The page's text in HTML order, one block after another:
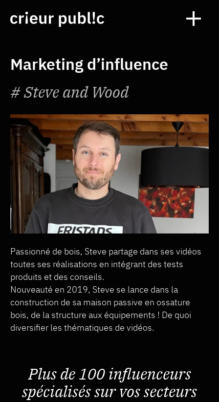
Marketing d’influence
Steve and Wood
Passionné de bois, Steve partage dans ses vidéos
toutes ses réalisations en intégrant des tests
produits et des conseils.
Nouveauté en 2019, Steve se lance dans la
construction de sa maison passive en ossature
bois, de la structure aux équipements ! De quoi
diversifier les thématiques de vidéos.
Plus de 100 influenceurs
spécialisés sur vos secteurs